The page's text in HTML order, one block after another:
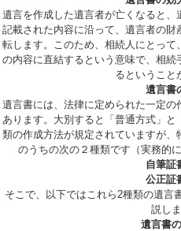
遺言を作成した遺言者が亡くなると
記載された内容に沿って、遺言者の
転します。このため、相続人にとっ
の内容に直結するという意味で、相
るということ
遺言書
遺言書には、法律に定められた一定
あります。大別すると「普通方式」
類の作成方法が規定されていますが
のうちの次の２種類です（実務的
自筆証
公正証
そこで、以下ではこれら2種類の遺言
説しま
遺言書